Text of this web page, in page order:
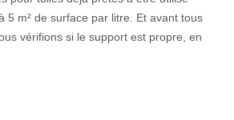
5 m² de surface par litre. Et avant tous
vérifions si le support est propre, en